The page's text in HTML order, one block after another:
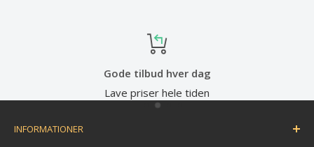
Gode tilbud hver dag
Lave priser hele tiden
INFORMATIONER